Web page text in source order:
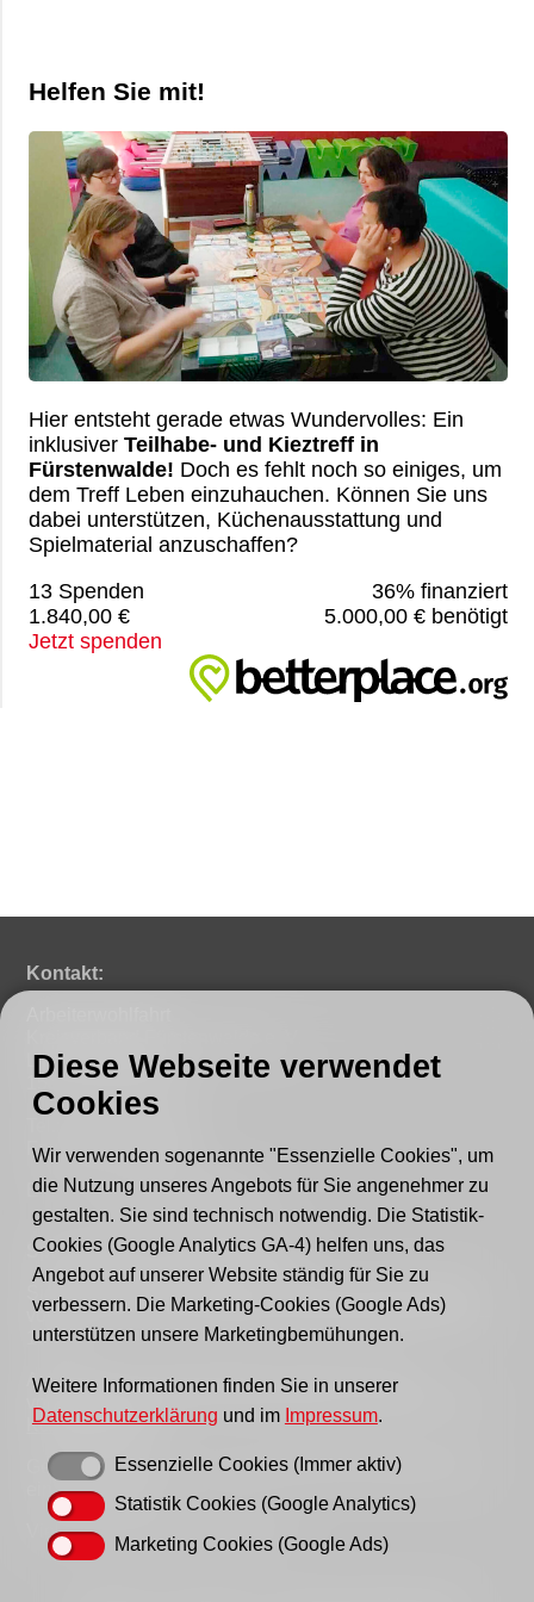
Erziehungs- & Familienberatung
Suchtberatung
Selbsthilfekontaktstelle im
„Zimmer mit Aussicht“
Helferkreis
Mehrgenerationenhaus
Eltern-Kind-Zentrum Briesen
Angebote für Senioren
Kietztreff im „Zimmer mit Aussicht“
Chronik
Satzung
Spenden
Helfen Sie mit!
Hier entsteht gerade etwas Wundervolles: Ein
inklusiverTeilhabe- und Kieztreff in
Fürstenwalde! Doch es fehlt noch so einiges, um
dem Treff Leben einzuhauchen. Können Sie uns
dabei unterstützen, Küchenausstattung und
Spielmaterial anzuschaffen?
13 Spenden
36% finanziert
1.840,00 €
5.000,00 € benötigt
Jetzt spenden
Kontakt:
Lindenstraße 46
15517 Fürstenwalde
Fax: 03361 - 592221
E-mail:post@awo-fuewa.de
Sprechzeiten Geschäftsstelle:
Sie erreichen uns persönlich telefonisch donnerstags
von 9–12 Uhr bzw. dienstags und donnerstags von 14–
16 Uhr.
Außerhalb der Sprechzeiten erreichen Sie uns
Kontaktformular.
Gern können Sie uns auch einen Brief schreiben oder
ein Fax senden.
Vielen Dank für Ihr Verständnis!
Diese Webseite verwendet
Cookies
Wir verwenden sogenannte "Essenzielle Cookies", um
die Nutzung unseres Angebots für Sie angenehmer zu
gestalten. Sie sind technisch notwendig. Die Statistik-
Cookies (Google Analytics GA-4) helfen uns, das
Angebot auf unserer Website ständig für Sie zu
verbessern. Die Marketing-Cookies (Google Ads)
unterstützen unsere Marketingbemühungen.
Weitere Informationen finden Sie in unserer
Datenschutzerklärung und im Impressum.
Essenzielle Cookies (Immer aktiv)
Statistik Cookies (Google Analytics)
Marketing Cookies (Google Ads)